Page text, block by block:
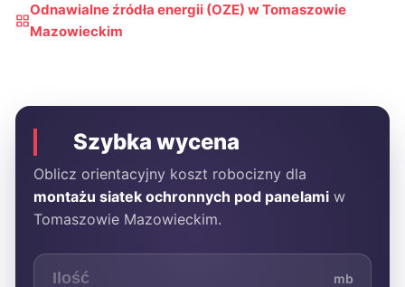
Odnawialne źródła energii (OZE) w Tomaszowie
Mazowieckim
Szybka wycena
Oblicz orientacyjny koszt robocizny dla
montażu siatek ochronnych pod panelami w
Tomaszowie Mazowieckim.
mb